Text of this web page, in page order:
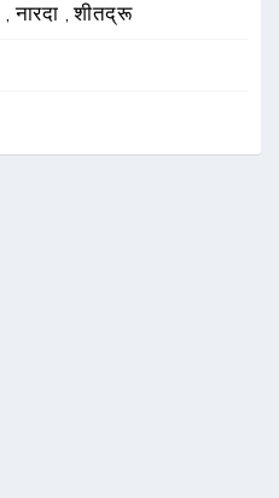
,नारदा ,शीतद्रू